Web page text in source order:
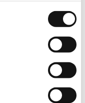
passe par une
points sont à étudier :